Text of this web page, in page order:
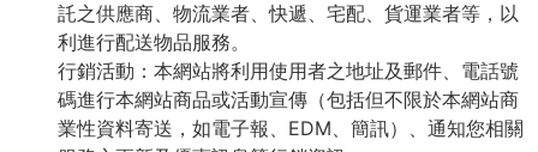
託之供應商、物流業者、快遞、宅配、貨運業者等，以
利進行配送物品服務。
行銷活動：本網站將利用使用者之地址及郵件、電話號
碼進行本網站商品或活動宣傳（包括但不限於本網站商
業性資料寄送，如電子報、EDM、簡訊）、通知您相關